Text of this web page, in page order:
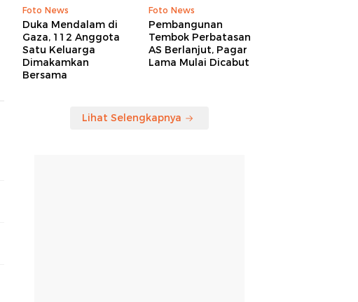
Foto News
Duka Mendalam di
Gaza, 112 Anggota
Satu Keluarga
Dimakamkan
Bersama
Foto News
Pembangunan
Tembok Perbatasan
AS Berlanjut, Pagar
Lama Mulai Dicabut
Lihat Selengkapnya